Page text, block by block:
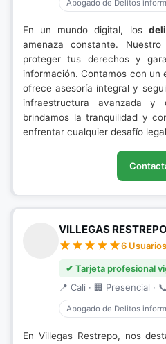
Abogado de Delitos
En un mundo digital, los
amenaza constante.
proteger tus derechos y
información. Contamos con un
ofrece asesoría integral y
infraestructura avanzada y
brindamos la tranquilidad y
enfrentar cualquier desafío
VILLEGAS RESTREPO
6 Usuarios
✔ Tarjeta profesional
📍 Cali · 🏢 Presencial ·
Abogado de Delitos
En Villegas Restrepo, nos